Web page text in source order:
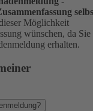
Möglichkeit
wünschen, da Sie
erhalten.